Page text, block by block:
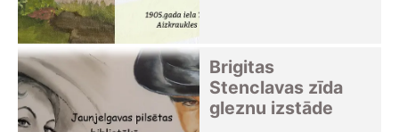
Brigitas
Stenclavas zīda
gleznu izstāde